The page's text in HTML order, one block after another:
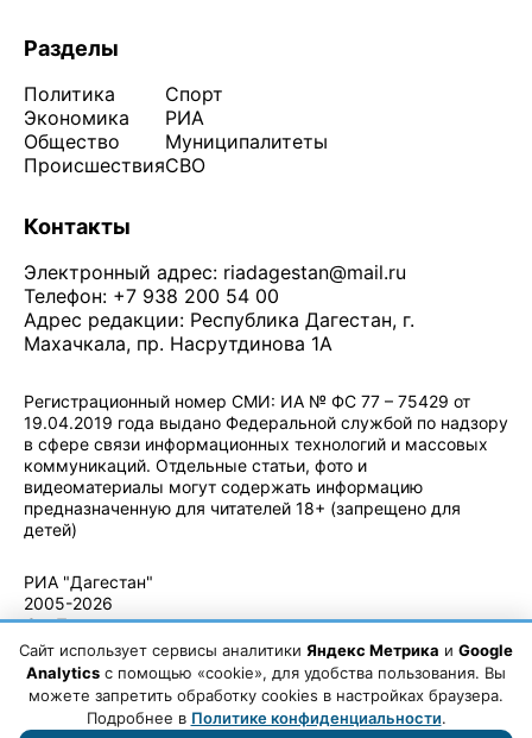
Разделы
Политика
Экономика
Общество
Происшествия
Спорт
РИА
Муниципалитеты
СВО
Контакты
Электронный адрес: riadagestan@mail.ru
Телефон: +7 938 200 54 00
Адрес редакции: Республика Дагестан, г.
Махачкала, пр. Насрутдинова 1А
Регистрационный номер СМИ: ИА № ФС 77 – 75429 от
19.04.2019 года выдано Федеральной службой по надзору
в сфере связи информационных технологий и массовых
коммуникаций. Отдельные статьи, фото и
видеоматериалы могут содержать информацию
предназначенную для читателей 18+ (запрещено для
детей)
РИА "Дагестан"
2005-2026
© - Правила
использования
материалов.
Авторские
Сайт использует сервисы аналитики Яндекс Метрика и Google
Analytics с помощью «cookie», для удобства пользования. Вы
можете запретить обработку cookies в настройках браузера.
Подробнее в Политике конфиденциальности.